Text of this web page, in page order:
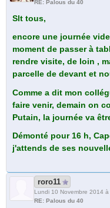
RE: Palous du 40
Slt tous,
encore une journée
moment de passer à
rendre visite, de loin ,
parcelle de devant et
Comme a dit mon
faire venir, demain on
Putain, la journée va
Démonté pour 16 h,
j'attends de ses
roro11
Lundi 10 Novembre 2014 à
RE: Palous du 40